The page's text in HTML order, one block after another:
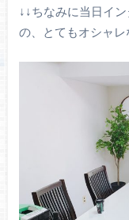
↓↓ちなみに当日イ
の、とてもオシャ